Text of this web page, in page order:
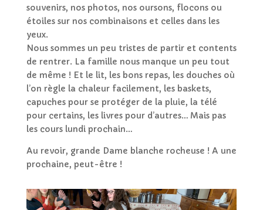
souvenirs, nos photos, nos oursons, flocons ou
étoiles sur nos combinaisons et celles dans les
yeux.
Nous sommes un peu tristes de partir et contents
de rentrer. La famille nous manque un peu tout
de même ! Et le lit, les bons repas, les douches où
l’on règle la chaleur facilement, les baskets,
capuches pour se protéger de la pluie, la télé
pour certains, les livres pour d’autres… Mais pas
les cours lundiprochain…
Au revoir, grande Dame blanche rocheuse ! A une
prochaine, peut-être !